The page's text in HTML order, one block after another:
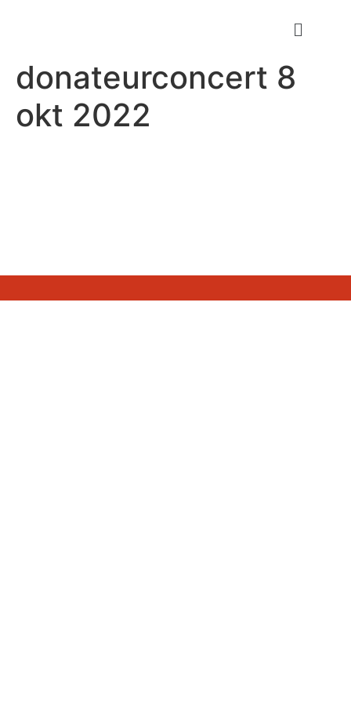
donateurconcert 8
okt 2022